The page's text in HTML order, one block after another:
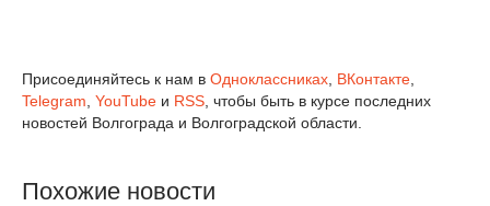
Присоединяйтесь к нам в Одноклассниках ВКонтакте
Telegram YouTube и RSS , чтобы быть в курсе последних
новостей Волгограда и Волгоградской области.
Похожие новости